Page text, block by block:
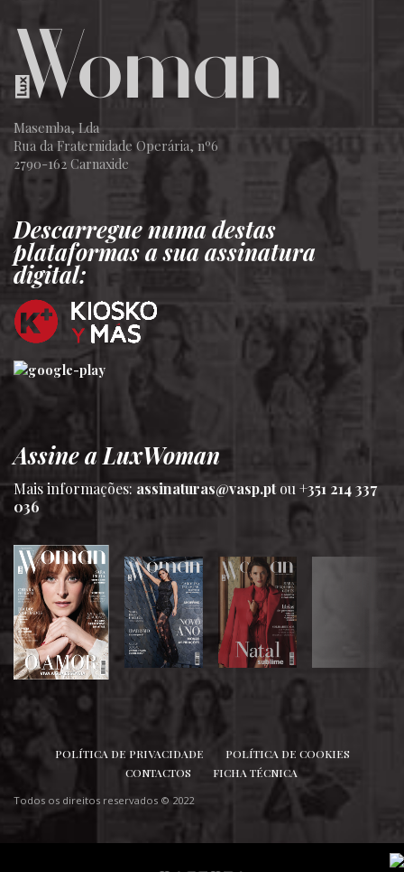
SIGA-NOS
Masemba, Lda
Rua da Fraternidade Operária, nº6
2790-162 Carnaxide
Descarregue numa destas
plataformas a sua assinatura
digital:
Assine a LuxWoman
Mais informações:assinaturas@vasp.ptou +351 214 337
036
POLÍTICA DE PRIVACIDADE
POLÍTICA DE COOKIES
CONTACTOS
FICHA TÉCNICA
Todos os direitos reservados © 2022